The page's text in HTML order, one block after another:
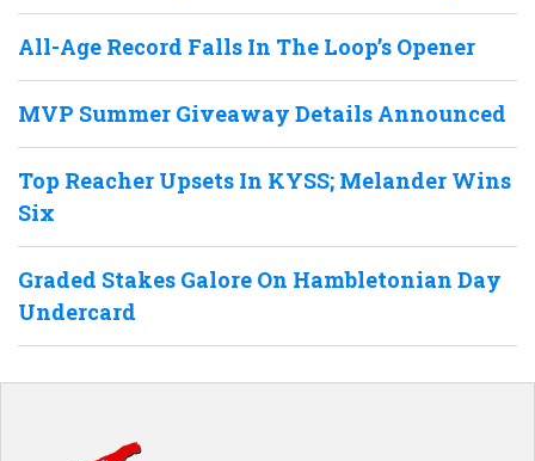
All-Age Record Falls In The Loop’s Opener
MVP Summer Giveaway Details Announced
Top Reacher Upsets In KYSS; Melander Wins
Six
Graded Stakes Galore On Hambletonian Day
Undercard